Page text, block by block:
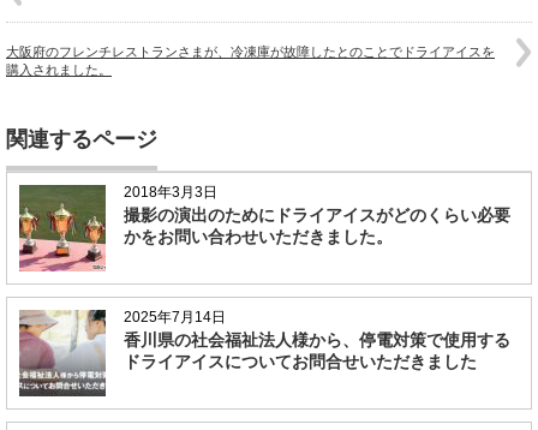
大阪府のフレンチレストランさまが、冷凍庫が故障したとのことでドライアイスを
購入されました。
関連するページ
2018年3月3日
撮影の演出のためにドライアイスがどのくらい必要
かをお問い合わせいただきました。
2025年7月14日
香川県の社会福祉法人様から、停電対策で使用する
ドライアイスについてお問合せいただきました